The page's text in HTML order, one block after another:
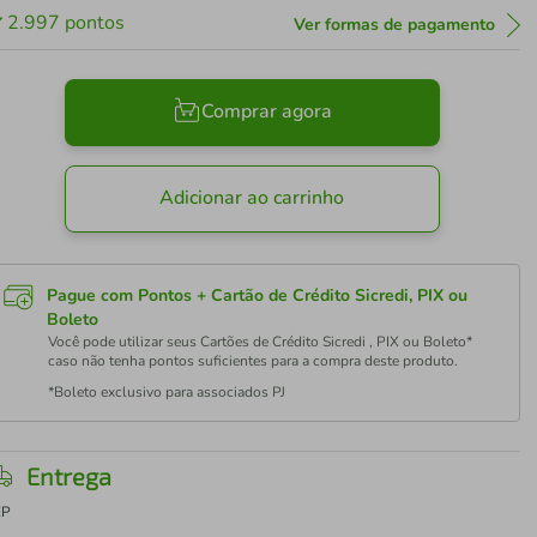
2.997 pontos Ver formas de pagamento
Comprar agora
Adicionar ao carrinho
Pague com Pontos + Cartão de Crédito Sicredi, PIX ou
Boleto
Você pode utilizar seus Cartões de Crédito Sicredi , PIX ou Boleto*
caso não tenha pontos suficientes para a compra deste produto.
*Boleto exclusivo para associados PJ
Entrega